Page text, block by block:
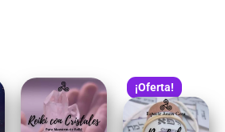
¡Oferta!
El
precio